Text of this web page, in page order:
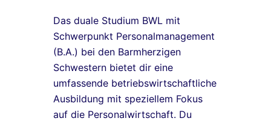
Das duale Studium BWL mit
Schwerpunkt Personalmanagement
(B.A.) bei den Barmherzigen
Schwestern bietet dir eine
umfassende betriebswirtschaftliche
Ausbildung mit speziellem Fokus
auf die Personalwirtschaft. Du